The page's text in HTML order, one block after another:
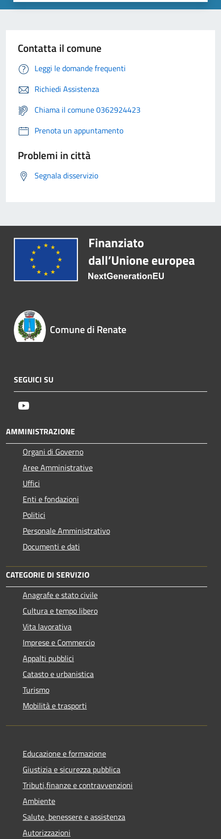
Contatta il comune
Leggi le domande frequenti
Richiedi Assistenza
Chiama il comune 0362924423
Prenota un appuntamento
Problemi in città
Segnala disservizio
Comune di Renate
SEGUICI SU
AMMINISTRAZIONE
Organi di Governo
Aree Amministrative
Uffici
Enti e fondazioni
Politici
Personale Amministrativo
Documenti e dati
CATEGORIE DI SERVIZIO
Anagrafe e stato civile
Cultura e tempo libero
Vita lavorativa
Imprese e Commercio
Appalti pubblici
Catasto e urbanistica
Turismo
Mobilità e trasporti
Educazione e formazione
Giustizia e sicurezza pubblica
Tributi,finanze e contravvenzioni
Ambiente
Salute, benessere e assistenza
Autorizzazioni